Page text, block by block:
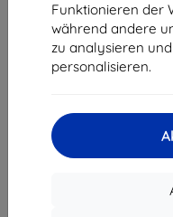
Funktionieren der
während andere
zu analysieren
personalisieren.
Unternehmens-ID:
USt-IdNr.:SK2023549671
info@top4mobile.eu